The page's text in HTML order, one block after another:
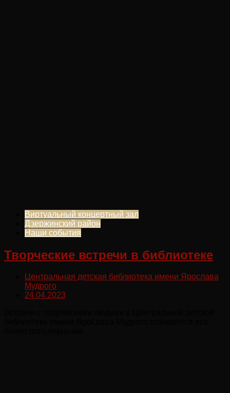
Виртуальный концертный зал
Дзержинский район
Наши события
Творческие встречи в библиотеке
Центральная детская библиотека имени Ярослава
Мудрого
24.04.2023